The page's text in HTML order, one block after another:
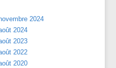
2024
2024
2023
2022
2020